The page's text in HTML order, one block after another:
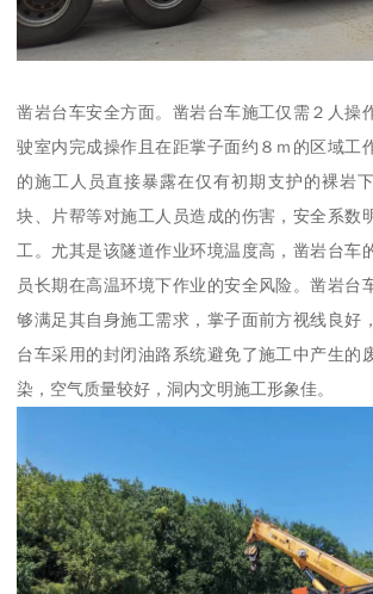
凿岩台车安全方面。凿岩台车施工仅需２人操
驶室内完成操作且在距掌子面约８ｍ的区域工
的施工人员直接暴露在仅有初期支护的裸岩
块、片帮等对施工人员造成的伤害，安全系数
工。尤其是该隧道作业环境温度高，凿岩台车
员长期在高温环境下作业的安全风险。凿岩台
够满足其自身施工需求，掌子面前方视线良好
台车采用的封闭油路系统避免了施工中产生的
染，空气质量较好，洞内文明施工形象佳。